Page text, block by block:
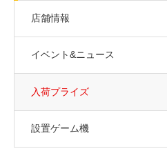
店舗情報
イベント&ニュース
入荷プライズ
設置ゲーム機